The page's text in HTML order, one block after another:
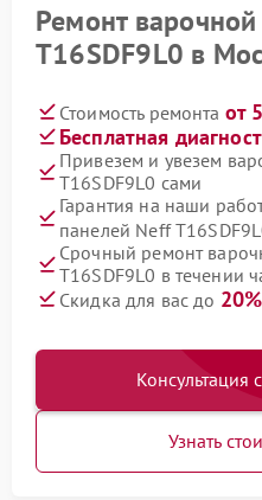
Ремонт
T16SDF9L0 в
Стоимость ремонта от
Бесплатная
Привезем и увезем
T16SDF9L0 сами
Гарантия на наши
панелей Neff
Срочный ремонт
T16SDF9L0 в течении
Скидка для вас до 20%
Консультация
Узнать